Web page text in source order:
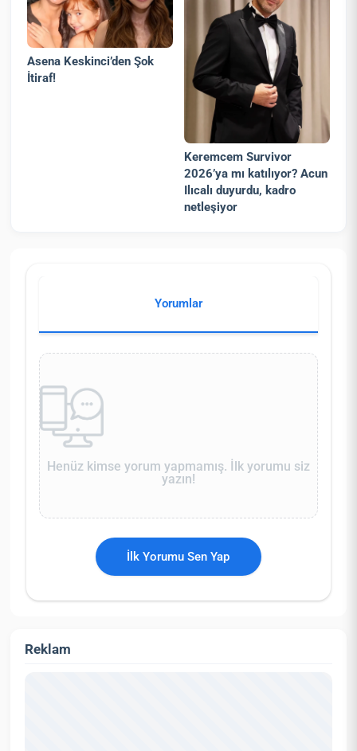
Asena Keskinci’den Şok
İtiraf!
Keremcem Survivor
2026’ya mı katılıyor? Acun
Ilıcalı duyurdu, kadro
netleşiyor
Yorumlar
Henüz kimse yorum yapmamış. İlk yorumu siz
yazın!
İlk Yorumu Sen Yap
Reklam